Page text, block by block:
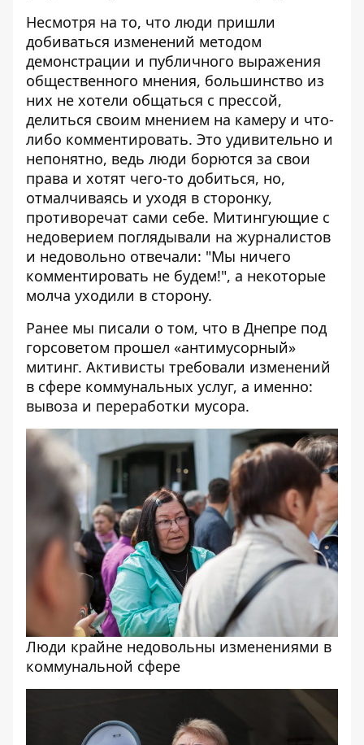
Несмотря на то, что люди пришли
добиваться изменений методом
демонстрации и публичного выражения
общественного мнения, большинство из
них не хотели общаться с прессой,
делиться своим мнением на камеру и что-
либо комментировать. Это удивительно и
непонятно, ведь люди борются за свои
права и хотят чего-то добиться, но,
отмалчиваясь и уходя в сторонку,
противоречат сами себе. Митингующие с
недоверием поглядывали на журналистов
и недовольно отвечали: "Мы ничего
комментировать не будем!", а некоторые
молча уходили в сторону.
Ранее мы писали о том, что в Днепре под
горсоветом прошел «антимусорный»
митинг. Активисты требовали изменений
в сфере коммунальных услуг, а именно:
вывоза и переработки мусора.
Люди крайне недовольны изменениями в
коммунальной сфере